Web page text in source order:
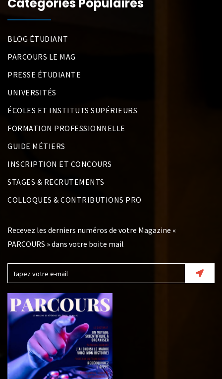
Catégories Populaires
BLOG ÉTUDIANT
PARCOURS LE MAG
PRESSE ÉTUDIANTE
UNIVERSITÉS
ÉCOLES ET INSTITUTS SUPÉRIEURS
FORMATION PROFESSIONNELLE
GUIDE MÉTIERS
INSCRIPTION ET CONCOURS
STAGES & RECRUTEMENTS
COLLOQUES & CONTRIBUTIONS PRO
Recevez les derniers numéros de votre Magazine «
PARCOURS » dans votre boite mail